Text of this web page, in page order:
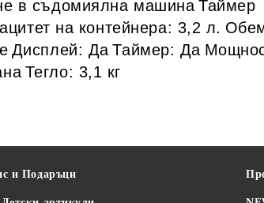
в съдомиялна машина Таймер
на контейнера: 3,2 л.
Дисплей: Да Таймер: Да
Тегло: 3,1 кг
и Подаръци